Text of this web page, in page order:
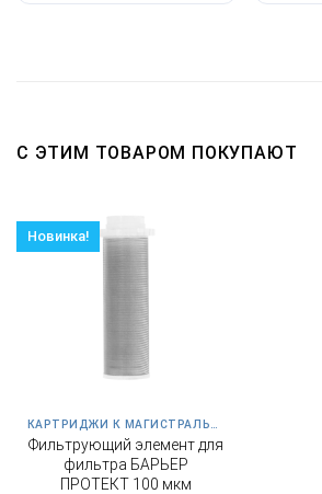
С ЭТИМ ТОВАРОМ ПОКУПАЮТ
Новинка!
Фильтрующий элемент для
фильтра БАРЬЕР
ПРОТЕКТ 100 мкм